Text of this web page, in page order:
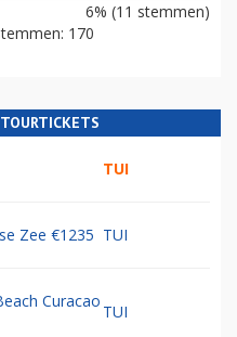
6% (11 stemmen)
170
TUI
Zee €1235 TUI
Curacao
TUI